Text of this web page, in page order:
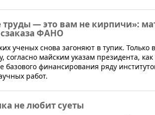
— это вам не кирпичи»:
ФАНО
ученых снова загоняют в тупик.
согласно майским указам президента,
базового финансирования ряду
работ.
не любит суеты